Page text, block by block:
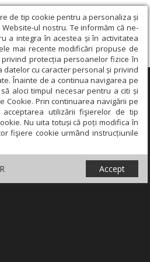
de tip cookie pentru a personaliza și
ul nostru. Te informăm că ne-
a integra în acestea și în activitatea
mai recente modificări propuse de
privind protecția persoanelor fizice în
datelor cu caracter personal și privind
Înainte de a continua navigarea pe
aloci timpul necesar pentru a citi și
Cookie. Prin continuarea navigării pe
utilizării fişierelor de tip
Nu uita totuși că poți modifica în
fişiere cookie urmând instrucțiunile
Accept
×